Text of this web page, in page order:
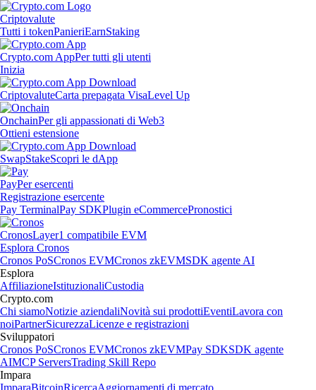
Criptovalute
Tutti i tokenPanieriEarnStaking
Crypto.com AppPer tutti gli utenti
Inizia
CriptovaluteCarta prepagata VisaLevel Up
OnchainPer gli appassionati di Web3
Ottieni estensione
SwapStakeScopri le dApp
PayPer esercenti
Registrazione esercente
Pay TerminalPay SDKPlugin eCommercePronostici
CronosLayer1 compatibile EVM
Esplora Cronos
Cronos PoSCronos EVMCronos zkEVMSDK agente AI
Esplora
AffiliazioneIstituzionaliCustodia
Crypto.com
Chi siamoNotizie aziendaliNovità sui prodottiEventiLavora con
noiPartnerSicurezzaLicenze e registrazioni
Sviluppatori
Cronos PoSCronos EVMCronos zkEVMPay SDKSDK agente
AIMCP ServersTrading Skill Repo
Impara
ImparaBitcoinRicercaAggiornamenti di mercato